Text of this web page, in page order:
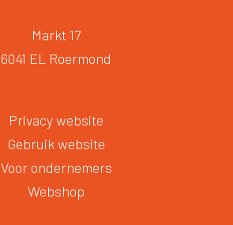
Markt 17
6041 EL Roermond
Privacy website
Gebruik website
Voor ondernemers
Webshop